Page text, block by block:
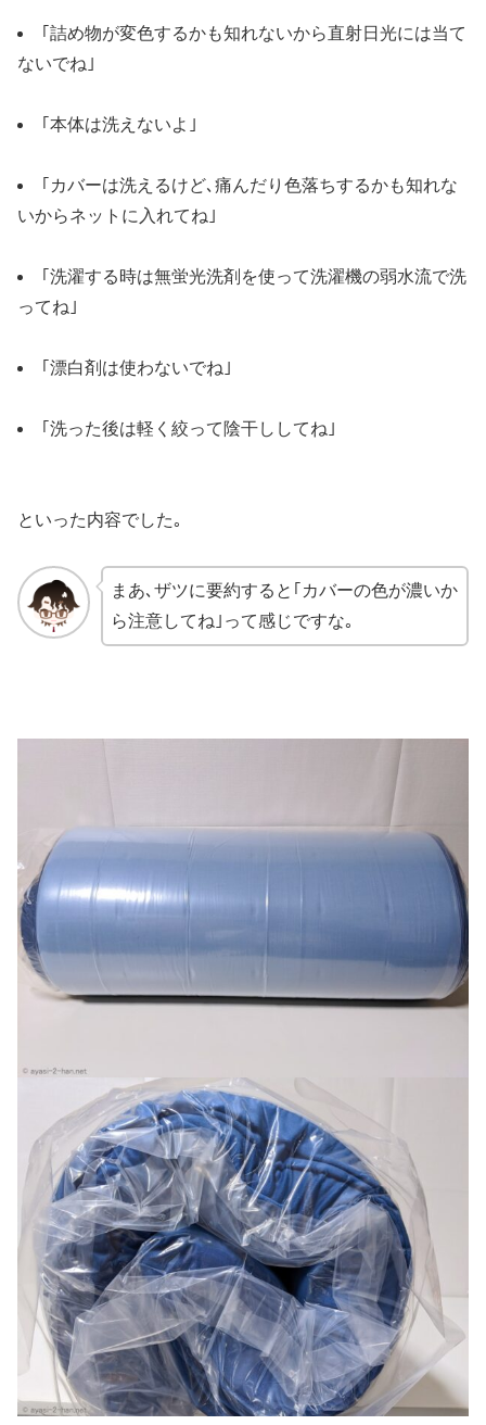
｢詰め物が変色するかも知れないから直射日光には当て
ないでね｣
｢本体は洗えないよ｣
｢カバーは洗えるけど､痛んだり色落ちするかも知れな
いからネットに入れてね｣
｢洗濯する時は無蛍光洗剤を使って洗濯機の弱水流で洗
ってね｣
｢漂白剤は使わないでね｣
｢洗った後は軽く絞って陰干ししてね｣
といった内容でした｡
まあ､ザツに要約すると｢カバーの色が濃いか
ら注意してね｣って感じですな｡